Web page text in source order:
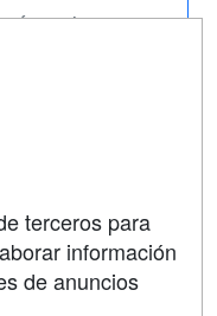
terceros para
información
de anuncios